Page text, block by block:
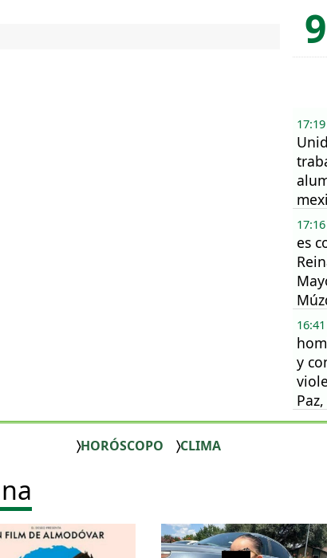
17:19
17:16
es
16:41
y
Paz,
HORÓSCOPO CLIMA